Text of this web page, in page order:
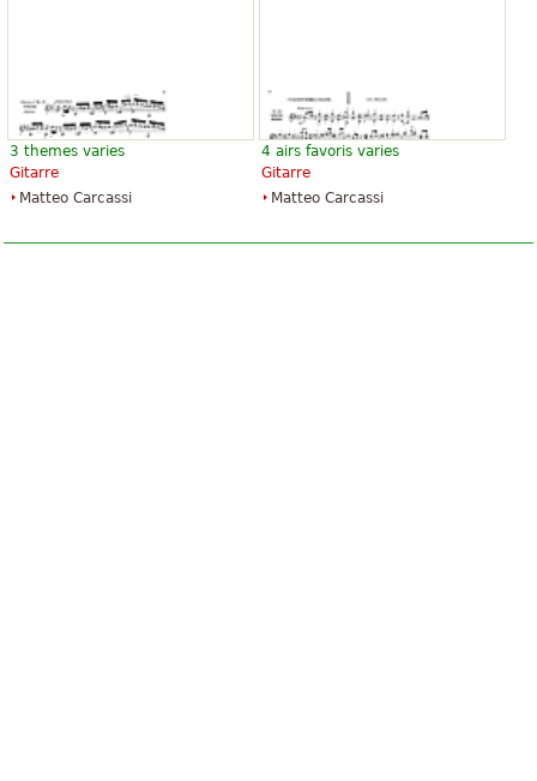
3 themes varies
Gitarre
Matteo Carcassi
4 airs favoris varies
Gitarre
Matteo Carcassi